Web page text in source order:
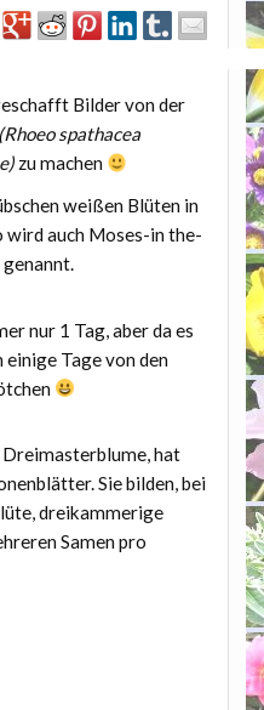
Bilder von der
spathacea
zu machen
weißen Blüten in
wird auch Moses-in the-
nur 1 Tag, aber da es
Tage von den
hat
Sie bilden, bei
dreikammerige
Samen pro